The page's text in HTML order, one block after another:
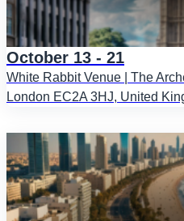
October 13 - 21
White Rabbit Venue | The
London EC2A 3HJ, United